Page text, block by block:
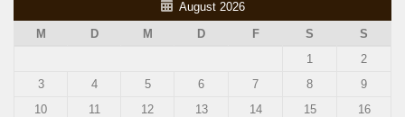
August 2026
M
D M D F S
S
1
2
3
4 5 6 7 8
9
10
11 12 13 14 15
16